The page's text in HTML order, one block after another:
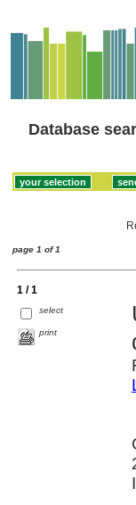
Database
page 1 of 1
1 / 1
select
print